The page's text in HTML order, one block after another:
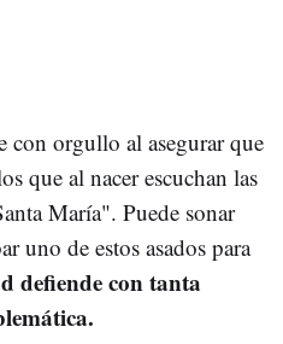
con orgullo al asegurar que
que al nacer escuchan las
María". Puede sonar
uno de estos asados para
defiende con tanta